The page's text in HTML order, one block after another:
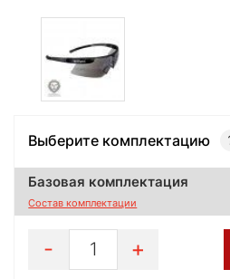
Выберите комплектацию
Базовая комплектация
Состав комплектации
1